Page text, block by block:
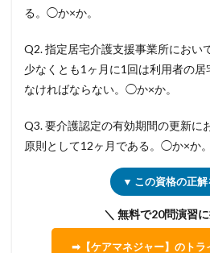
る。◯か×か。
Q2. 指定居宅介護支援事業所におい
少なくとも1ヶ月に1回は利用者の
なければならない。◯か×か。
Q3. 要介護認定の有効期間の更新に
原則として12ヶ月である。◯か×か。
▼ この資格の正解
＼ 無料で20問演習
➡【ケアマネジャー】のトラ